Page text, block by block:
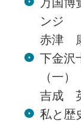
万国博
ンジ
赤津
下金沢
（一）
吉成
私と歴